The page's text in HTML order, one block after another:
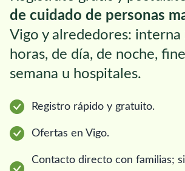
de cuidado de personas
Vigo y alrededores:
horas, de día, de noche,
semana u hospitales.
Registro rápido y gratuito.
Ofertas en Vigo.
Contacto directo con familias;